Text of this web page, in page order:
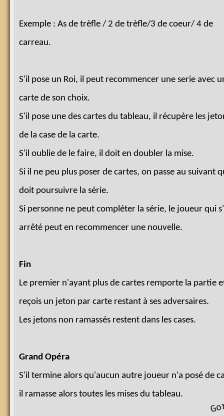
Exemple : As de trèfle / 2 de trèfle/3 de coeur/ 4 de
carreau.
S'il pose un Roi, il peut recommencer une serie avec
carte de son choix.
S'il pose une des cartes du tableau, il récupère les
de la case de la carte.
S'il oublie de le faire, il doit en doubler la mise.
Si il ne peu plus poser de cartes, on passe au suivant
doit poursuivre la série.
Si personne ne peut compléter la série, le joueur qui
arrêté peut en recommencer une nouvelle.
Fin
Le premier n'ayant plus de cartes remporte la partie
reçois un jeton par carte restant à ses adversaires.
Les jetons non ramassés restent dans les cases.
Grand Opéra
S'il termine alors qu'aucun autre joueur n'a posé de
il ramasse alors toutes les mises du tableau.
g
o
r
g